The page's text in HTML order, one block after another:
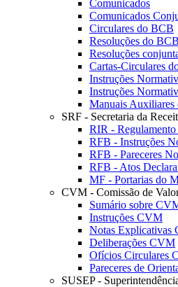
Comunicados
Comunicados
Circulares do BCB
Resoluções do BCB
Resoluções
Cartas-Circulares
Instruções
Instruções
Manuais
SRF - Secretaria da
RIR -
RFB - Instruções
RFB - Pareceres
RFB - Atos
MF - Portarias do
CVM - Comissão de
Sumário sobre
Instruções CVM
Notas Explicativas
Deliberações CVM
Ofícios Circulares
Pareceres de
SUSEP -